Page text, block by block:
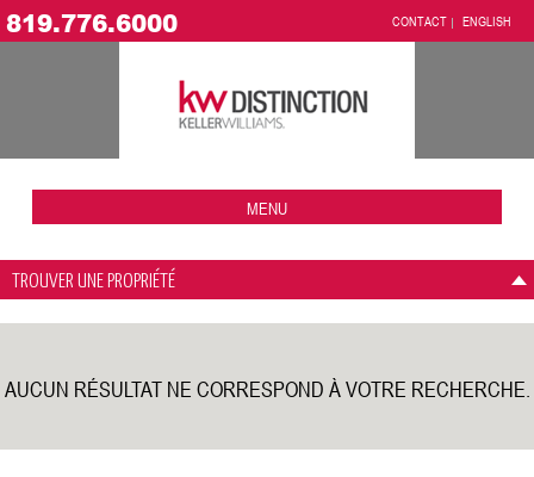
819.776.6000 CONTACT ENGLISH
MENU
TROUVER UNE PROPRIÉTÉ
AUCUN RÉSULTAT NE CORRESPOND À VOTRE RECHERCHE.